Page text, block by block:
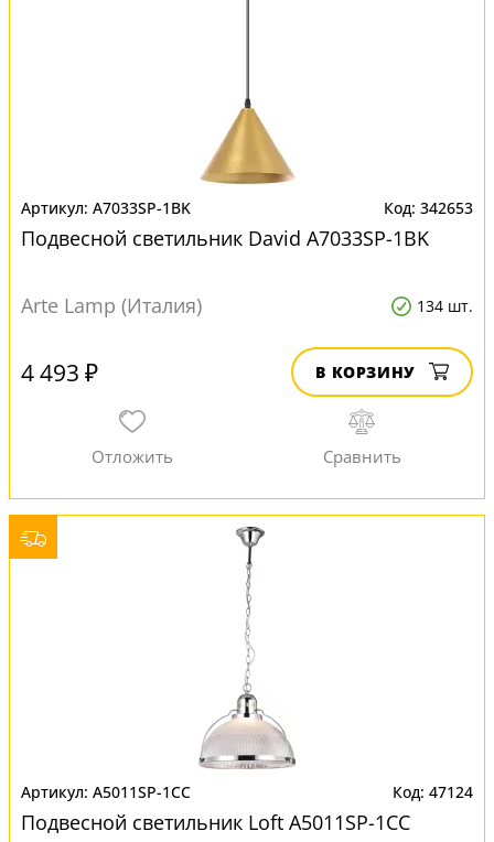
A7033SP-1BK 342653
Подвесной светильник David A7033SP-1BK
Arte Lamp (Италия) 134 шт.
4 493 ₽ В КОРЗИНУ
A5011SP-1CC 47124
Подвесной светильник Loft A5011SP-1CC